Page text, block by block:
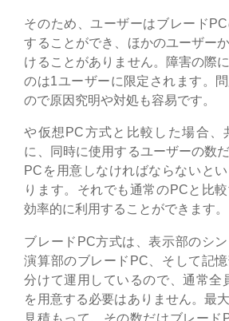
そのため、ユーザーはブレード
することができ、ほかのユーザー
けることがありません。障害の際
のは1ユーザーに限定されます。
ので原因究明や対処も容易です。
や仮想PC方式と比較した場合、
に、同時に使用するユーザーの数
PCを用意しなければならないと
ります。それでも通常のPCと比
効率的に利用することができます。
ブレードPC方式は、表示部のシン
演算部のブレードPC、そして記
分けて運用しているので、通常全
を用意する必要はありません。最
見積もって、その数だけブレード